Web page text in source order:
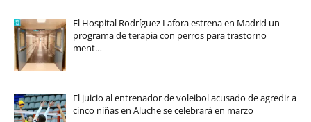
El Hospital Rodríguez Lafora estrena en Madrid un
programa de terapia con perros para trastorno
ment…
El juicio al entrenador de voleibol acusado de agredir a
cinco niñas en Aluche se celebrará en marzo